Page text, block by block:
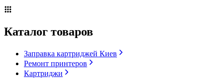
Каталог товаров
Заправка картриджей Киев
Ремонт принтеров
Картриджи